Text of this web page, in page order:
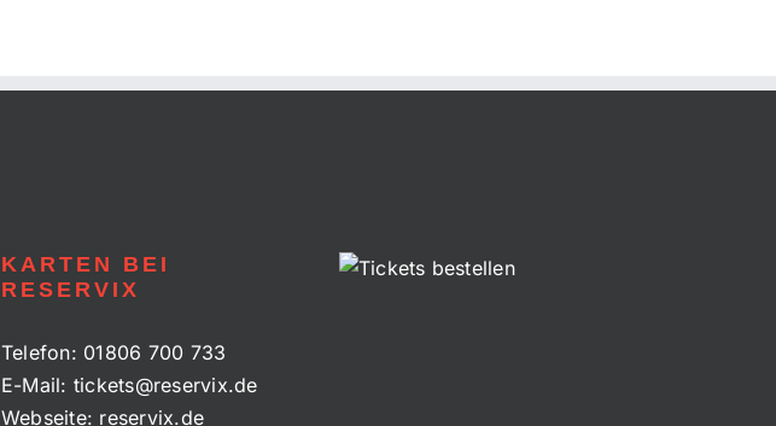
KARTEN BEI
RESERVIX
Telefon: 01806 700 733
E-Mail: tickets@reservix.de
Webseite: reservix.de